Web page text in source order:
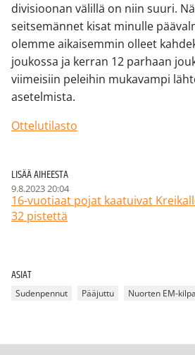
divisioonan välillä on niin suuri.
seitsemännet kisat minulle
olemme aikaisemmin olleet
joukossa ja kerran 12 parhaan
viimeisiin peleihin mukavampi
asetelmista.
Ottelutilasto
LISÄÄ AIHEESTA
9.8.2023 20:04
16-vuotiaat pojat kaatuivat
32 pistettä
ASIAT
Sudenpennut Pääjuttu Nuorten EM-